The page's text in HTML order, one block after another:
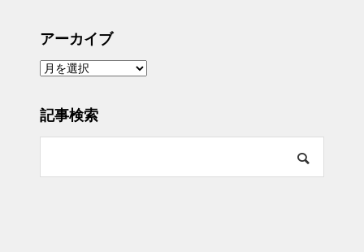
アーカイブ
ア
ー
ブ
記事検索